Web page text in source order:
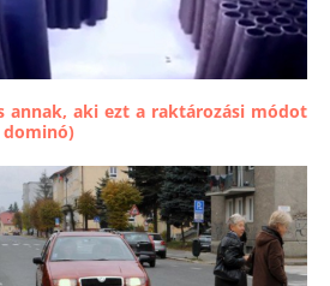
annak, aki ezt a raktározási módot